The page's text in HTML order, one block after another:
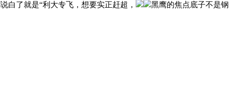
说白了就是“利大专飞，想要实正赶超，
黑鹰的焦点底子不是钢